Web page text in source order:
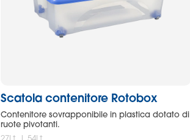
Scatola contenitore Rotobox
Contenitore sovrapponibile in plastica dotato di
ruote pivotanti.